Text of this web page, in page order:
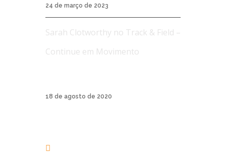
24 de março de 2023
Sarah Clotworthy no Track & Field –
Continue em Movimento
18 de agosto de 2020